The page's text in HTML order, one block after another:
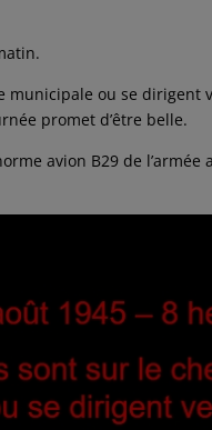
ou se dirigent
promet d’être belle.
avion B29 de